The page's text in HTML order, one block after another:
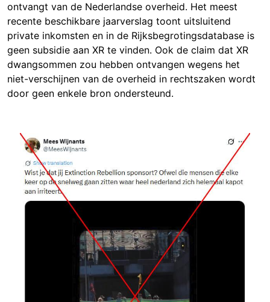
ontvangt van de Nederlandse overheid. Het meest
recente beschikbare jaarverslag toont uitsluitend
private inkomsten en in de Rijksbegrotingsdatabase is
geen subsidie aan XR te vinden. Ook de claim dat XR
dwangsommen zou hebben ontvangen wegens het
niet-verschijnen van de overheid in rechtszaken wordt
door geen enkele bron ondersteund.
Image